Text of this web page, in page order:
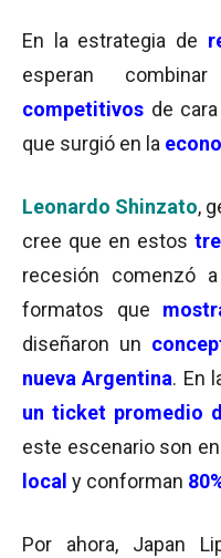
En la estrategia de
esperan
competitivos de cara
que surgió en la
Leonardo Shinzato,
cree que en estos
recesión comenzó a
formatos que
diseñaron un
nueva Argentina. En
un ticket promedio
este escenario son
local y conforman
Por ahora, Japan